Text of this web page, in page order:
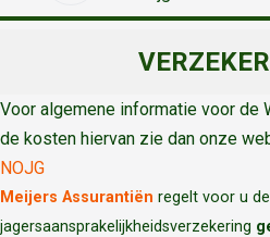
Voor algemene informatie voor de
de kosten hiervan zie dan onze
NOJG
Meijers Assurantiën regelt voor u de
jagersaansprakelijkheidsverzekering